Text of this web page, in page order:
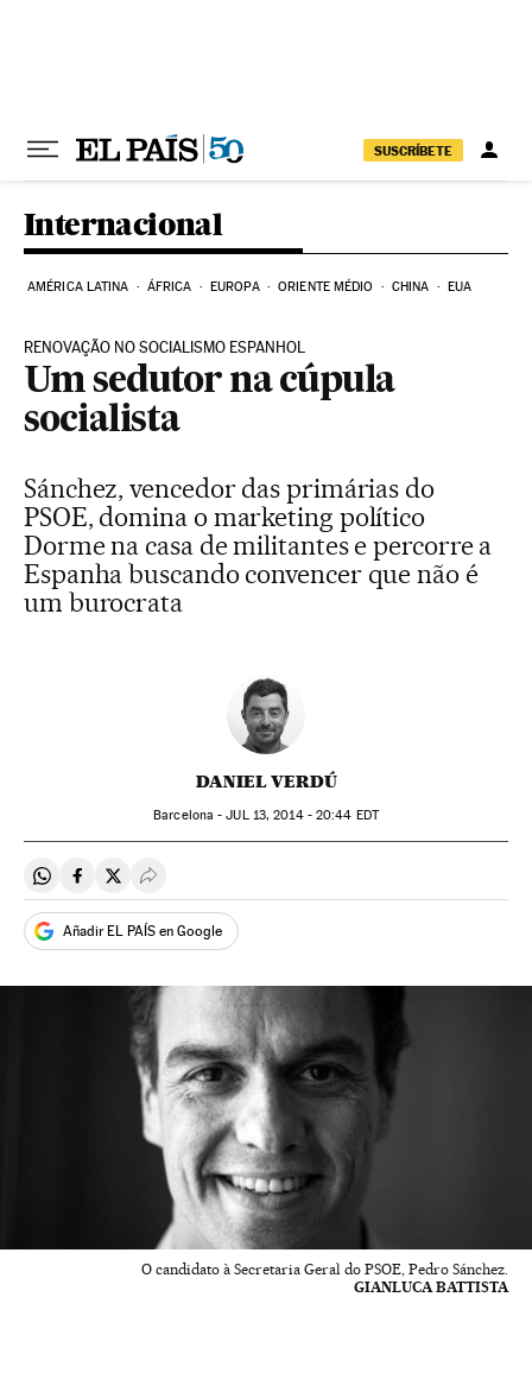
SUSCRÍBETE
Internacional
AMÉRICA LATINA ÁFRICA EUROPA ORIENTE MÉDIO CHINA EUA
RENOVAÇÃO NO SOCIALISMO ESPANHOL
Um sedutor na cúpula
socialista
Sánchez, vencedor das primárias do
PSOE, domina o marketing político
Dorme na casa de militantes e percorre a
Espanha buscando convencer que não é
um burocrata
DANIEL VERDÚ
Barcelona -JUL13, 2014 - 20:44 EDT
Compartir en Whatsapp
Compartir en Facebook
Compartir en Twitter
Desplegar Redes Sociales
Añadir EL PAÍS en Google
O candidato à Secretaria Geral do PSOE, Pedro Sánchez.
GIANLUCA BATTISTA